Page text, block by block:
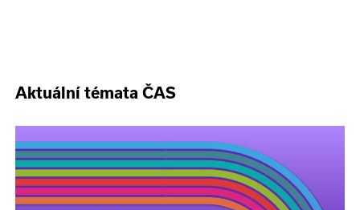
Aktuální témata ČAS